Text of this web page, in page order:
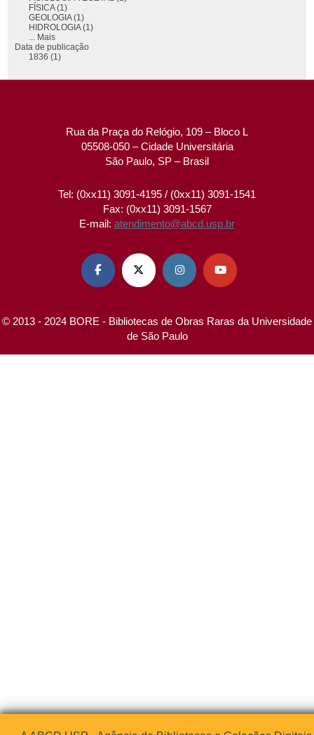
FÍSICA (1)
GEOLOGIA (1)
HIDROLOGIA (1)
... Mais
Data de publicação
1836 (1)
Rua da Praça do Relógio, 109 – Bloco L
05508-050 – Cidade Universitária
São Paulo, SP – Brasil
Tel: (0xx11) 3091-4195 / (0xx11) 3091-1541
Fax: (0xx11) 3091-1567
E-mail: atendimento@abcd.usp.br
   
© 2013 - 2024 BORE - Bibliotecas de Obras Raras da Universidade
de São Paulo